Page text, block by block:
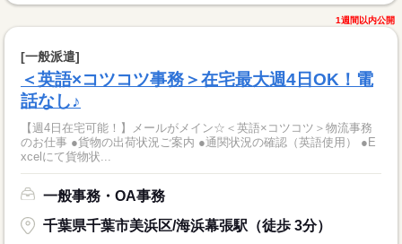
1週間以内公開
[一般派遣]
＜英語×コツコツ事務＞在宅最大週4日OK！電
話なし♪
【週4日在宅可能！】メールがメイン☆＜英語×コツコツ＞物流事務
のお仕事 ●貨物の出荷状況ご案内 ●通関状況の確認（英語使用） ●E
xcelにて貨物状...
一般事務・OA事務
千葉県千葉市美浜区/海浜幕張駅（徒歩 3分）